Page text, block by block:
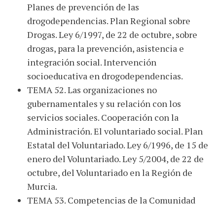
Planes de prevención de las
drogodependencias. Plan Regional sobre
Drogas. Ley 6/1997, de 22 de octubre, sobre
drogas, para la prevención, asistencia e
integración social. Intervención
socioeducativa en drogodependencias.
TEMA 52. Las organizaciones no
gubernamentales y su relación con los
servicios sociales. Cooperación con la
Administración. El voluntariado social. Plan
Estatal del Voluntariado. Ley 6/1996, de 15 de
enero del Voluntariado. Ley 5/2004, de 22 de
octubre, del Voluntariado en la Región de
Murcia.
TEMA 53. Competencias de la Comunidad